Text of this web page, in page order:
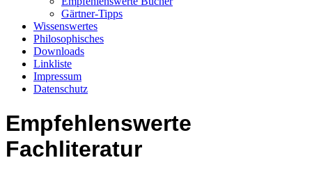
Gärtner-Tipps
Wissenswertes
Philosophisches
Downloads
Linkliste
Impressum
Datenschutz
Empfehlenswerte
Fachliteratur